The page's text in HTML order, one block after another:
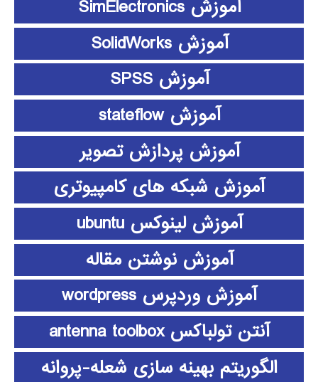
آموزش SimElectronics
آموزش SolidWorks
آموزش SPSS
آموزش stateflow
آموزش پردازش تصویر
آموزش شبکه های کامپیوتری
آموزش لینوکس ubuntu
آموزش نوشتن مقاله
آموزش وردپرس wordpress
آنتن تولباکس antenna toolbox
الگوریتم بهینه سازی شعله-پروانه